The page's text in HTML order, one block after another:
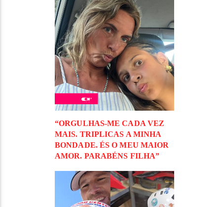
“ORGULHAS-ME CADA VEZ
MAIS. TRIPLICAS A MINHA
BONDADE. ÉS O MEU MAIOR
AMOR. PARABÉNS FILHA”